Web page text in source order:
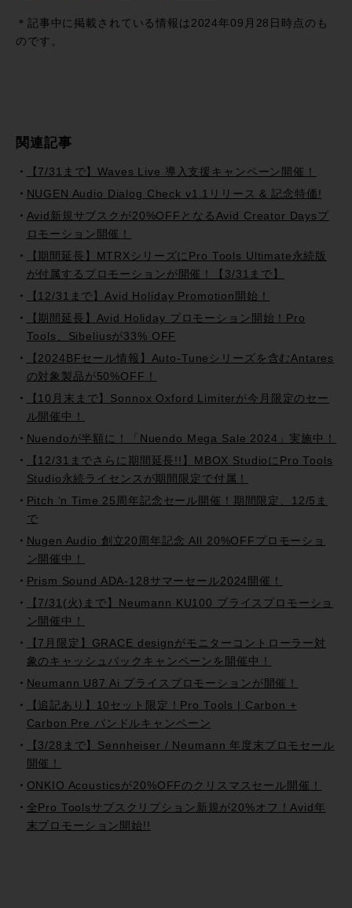
＊記事中に掲載されている情報は2024年09月28日時点のも
のです。
関連記事
【7/31まで】Waves Live 導入支援キャンペーン開催！
NUGEN Audio Dialog Check v1.1リリース & 記念特価!
Avid新規サブスクが20%OFFとなるAvid Creator Daysプ
ロモーション開催！
【期間延長】MTRXシリーズにPro Tools Ultimate永続版
が付属するプロモーションが開催！【3/31まで】
【12/31まで】Avid Holiday Promotion開始！
【期間延長】Avid Holiday プロモーション開始！Pro
Tools、Sibeliusが33% OFF
【2024BFセール情報】Auto-Tuneシリーズを含むAntares
の対象製品が50%OFF！
【10月末まで】Sonnox Oxford Limiterが今月限定のセー
ル開催中！
Nuendoが半額に！「Nuendo Mega Sale 2024」実施中！
【12/31までさらに期間延長!!】MBOX StudioにPro Tools
Studio永続ライセンスが期間限定で付属！
Pitch ‘n Time 25周年記念セール開催！期間限定、12/5ま
で
Nugen Audio 創立20周年記念 All 20%OFFプロモーショ
ン開催中！
Prism Sound ADA-128サマーセール2024開催！
【7/31(火)まで】Neumann KU100 プライスプロモーショ
ン開催中！
【7月限定】GRACE designがモニターコントローラー対
象のキャッシュバックキャンペーンを開催中！
Neumann U87 Ai プライスプロモーションが開催！
【追記あり】10セット限定！Pro Tools | Carbon +
Carbon Pre バンドルキャンペーン
【3/28まで】Sennheiser / Neumann 年度末プロモセール
開催！
ONKIO Acousticsが20%OFFのクリスマスセール開催！
全Pro Toolsサブスクリプション新規が20%オフ！Avid年
末プロモーション開始!!